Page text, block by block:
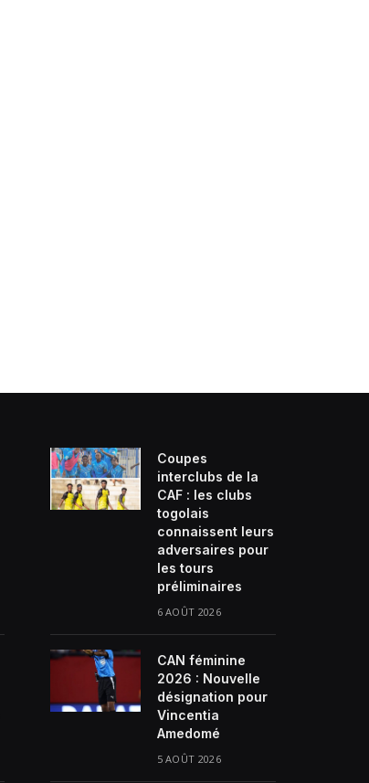
Coupes
interclubs de la
CAF : les clubs
togolais
connaissent leurs
adversaires pour
les tours
préliminaires
6 AOÛT 2026
CAN féminine
2026 : Nouvelle
désignation pour
Vincentia
Amedomé
5 AOÛT 2026